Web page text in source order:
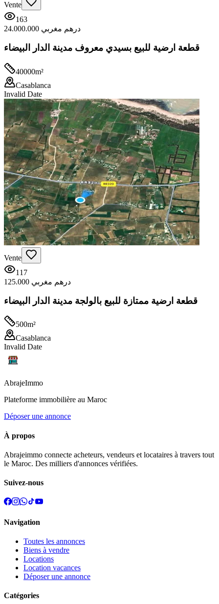
Vente
163
24.000.000 درهم مغربي
قطعة ارضية للبيع بسيدي معروف مدينة الدار البيضاء
40000m²
Casablanca
Invalid Date
Vente
117
125.000 درهم مغربي
قطعة ارضية ممتازة للبيع بالولجة مدينة الدار البيضاء
500m²
Casablanca
Invalid Date
AbrajeImmo
Plateforme immobilière au Maroc
Déposer une annonce
À propos
Abrajeimmo connecte acheteurs, vendeurs et locataires à travers tout
le Maroc. Des milliers d'annonces vérifiées.
Suivez-nous
Navigation
Toutes les annonces
Biens à vendre
Locations
Location vacances
Déposer une annonce
Catégories